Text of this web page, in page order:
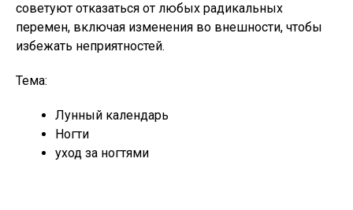
советуют отказаться от любых радикальных
перемен, включая изменения во внешности, чтобы
избежать неприятностей.
Тема:
Лунный календарь
Ногти
уход за ногтями